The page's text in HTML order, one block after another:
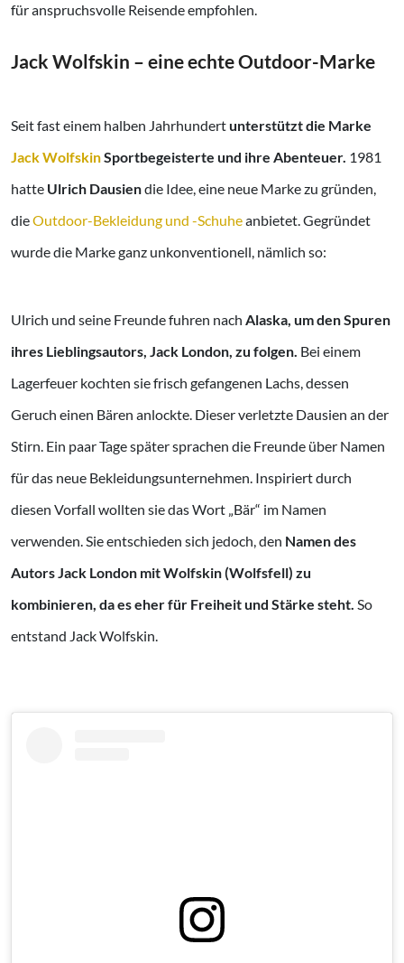
für anspruchsvolle Reisende empfohlen.
Jack Wolfskin – eine echte Outdoor-Marke
Seit fast einem halben Jahrhundertunterstützt die Marke
Jack WolfskinSportbegeisterte und ihre Abenteuer. 1981
hatte Ulrich Dausiendie Idee, eine neue Marke zu gründen,
dieOutdoor-Bekleidung und -Schuheanbietet. Gegründet
wurde die Marke ganz unkonventionell, nämlich so:
Ulrich und seine Freunde fuhren nach Alaska, um den Spuren
ihres Lieblingsautors, Jack London, zu folgen. Bei einem
Lagerfeuer kochten sie frisch gefangenen Lachs, dessen
Geruch einen Bären anlockte. Dieser verletzte Dausien an der
Stirn. Ein paar Tage später sprachen die Freunde über Namen
für das neue Bekleidungsunternehmen. Inspiriert durch
diesen Vorfall wollten sie das Wort „Bär“ im Namen
verwenden. Sie entschieden sich jedoch, den Namen des
Autors Jack London mit Wolfskin (Wolfsfell) zu
kombinieren, da es eher für Freiheit und Stärke steht. So
entstand Jack Wolfskin.